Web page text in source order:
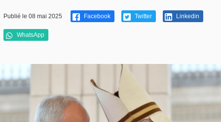
Publié le 08 mai 2025 Facebook Twitter Linkedin
WhatsApp